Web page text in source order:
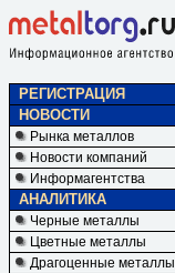
РЕГИСТРАЦИЯ
НОВОСТИ
Рынка металлов
Новости компаний
Информагентства
АНАЛИТИКА
Черные металлы
Цветные металлы
Драгоценные металлы